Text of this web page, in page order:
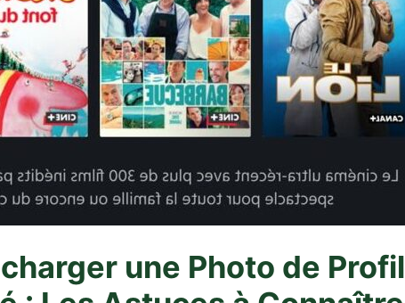
une Photo de Profil